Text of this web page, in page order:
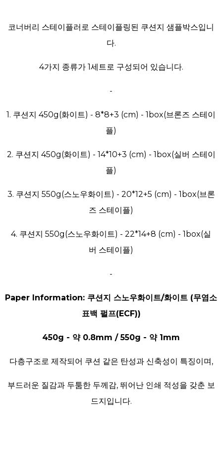
코너버리 스테이플러로 스테이플링된 쿠션지 샘플박스입니
다.
4가지 종류가 1세트로 구성되어 있습니다.
-
1. 쿠션지 450g(화이트) - 8*8+3 (cm) - 1box(브론즈 스테이
플)
2. 쿠션지 450g(화이트) - 14*10+3 (cm) - 1box(실버 스테이
플)
3. 쿠션지 550g(스노우화이트) - 20*12+5 (cm) - 1box(브론
즈 스테이플)
4. 쿠션지 550g(스노우화이트) - 22*14+8 (cm) - 1box(실
버 스테이플)
-
Paper Information: 쿠션지 스노우화이트/화이트 (무염소
표백 펄프(ECF))
450g - 약 0.8mm / 550g - 약 1mm
다층구조로 제작되어 쿠션 같은 탄성과 신축성이 특징이며,
부드러운 질감과 두툼한 두께감, 뛰어난 인쇄 적성을 갖춘 보
드지입니다.